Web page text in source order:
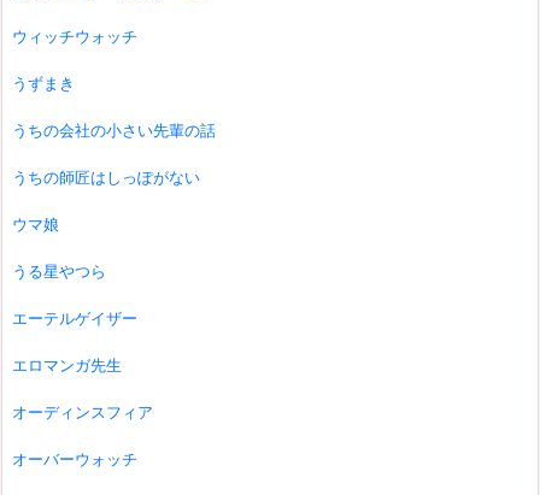
ウィッチウォッチ
うずまき
うちの会社の小さい先輩の話
うちの師匠はしっぽがない
ウマ娘
うる星やつら
エーテルゲイザー
エロマンガ先生
オーディンスフィア
オーバーウォッチ